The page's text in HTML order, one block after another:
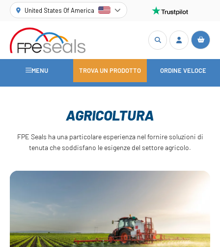
United States Of America
MENU TROVA UN PRODOTTO ORDINE VELOCE
AGRICOLTURA
FPE Seals ha una particolare esperienza nel fornire soluzioni di
tenuta che soddisfano le esigenze del settore agricolo.